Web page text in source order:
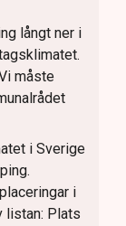
långt ner i
måste
i Sverige
i
listan: Plats